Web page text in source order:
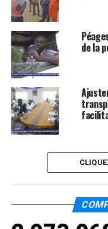
de la